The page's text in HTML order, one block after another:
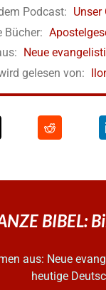
Podcast: Unser
Bücher:
Neue
gelesen von:
BIBEL:
aus: Neue
heutige